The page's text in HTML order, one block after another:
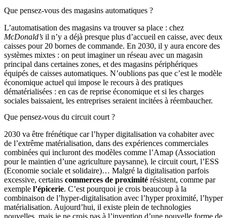
Que pensez-vous des magasins automatiques ?
L’automatisation des magasins va trouver sa place : chez
McDonald’s il n’y a déjà presque plus d’accueil en caisse, avec deux
caisses pour 20 bornes de commande. En 2030, il y aura encore des
systèmes mixtes : on peut imaginer un réseau avec un magasin
principal dans certaines zones, et des magasins périphériques
équipés de caisses automatiques. N’oublions pas que c’est le modèle
économique actuel qui impose le recours à des pratiques
dématérialisées : en cas de reprise économique et si les charges
sociales baissaient, les entreprises seraient incitées à réembaucher.
Que pensez-vous du circuit court ?
2030 va être frénétique car l’hyper digitalisation va cohabiter avec
de l’extrême matérialisation, dans des expériences commerciales
combinées qui incluront des modèles comme l’Amap (Association
pour le maintien d’une agriculture paysanne), le circuit court, l’ESS
(Economie sociale et solidaire)… Malgré la digitalisation parfois
excessive, certains commerces de proximité résistent, comme par
exemple l’épicerie. C’est pourquoi je crois beaucoup à la
combinaison de l’hyper-digitalisation avec l’hyper proximité, l’hyper
matérialisation. Aujourd’hui, il existe plein de technologies
nouvelles, mais je ne crois pas à l’invention d’une nouvelle forme de